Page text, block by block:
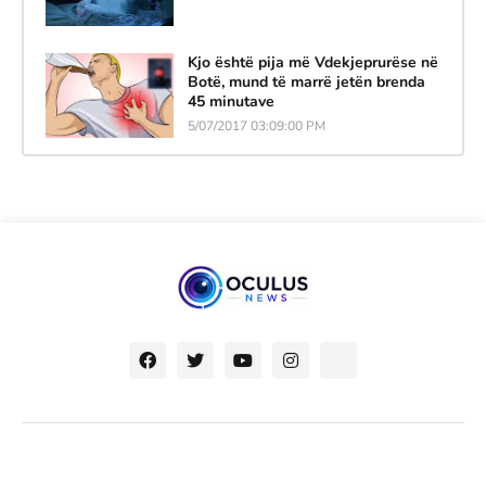
Kjo është pija më Vdekjeprurëse në
Botë, mund të marrë jetën brenda
45 minutave
5/07/2017 03:09:00 PM